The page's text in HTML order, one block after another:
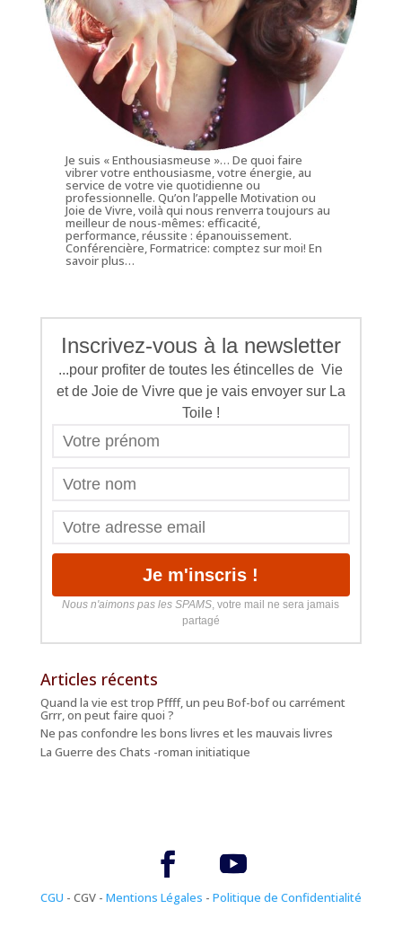
Je suis « Enthousiasmeuse »… De quoi faire
vibrer votre enthousiasme, votre énergie, au
service de votre vie quotidienne ou
professionnelle. Qu’on l’appelle Motivation ou
Joie de Vivre, voilà qui nous renverra toujours au
meilleur de nous-mêmes: efficacité,
performance, réussite : épanouissement.
Conférencière, Formatrice: comptez sur moi!En
savoir plus…
Inscrivez-vous à la newsletter
...pour profiter de toutes les étincelles de Vie
et de Joie de Vivre que je vais envoyer sur La
Toile !
Nous n'aimons pas les SPAMS , votre mail ne sera jamais
partagé
Articles récents
Quand la vie est trop Pffff, un peu Bof-bof ou carrément
Grrr, on peut faire quoi ?
Ne pas confondre les bons livres et les mauvais livres
La Guerre des Chats -roman initiatique
CGU - CGV - Mentions Légales - Politique de Confidentialité